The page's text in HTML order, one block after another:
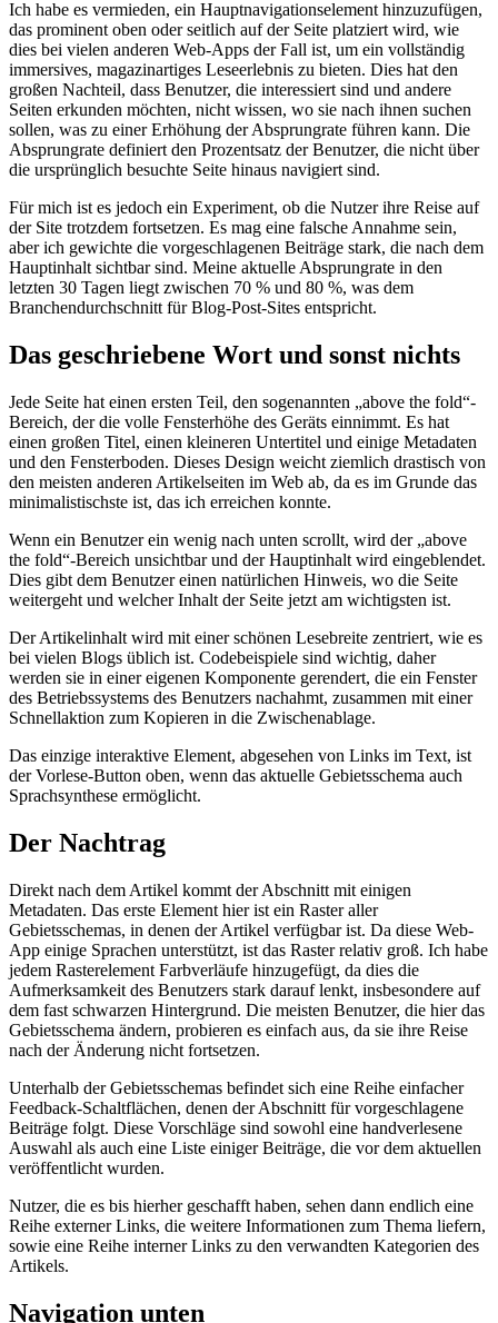
Keine Top-Navigation
Ich habe es vermieden, ein Hauptnavigationselement hinzuzufügen,
das prominent oben oder seitlich auf der Seite platziert wird, wie
dies bei vielen anderen Web-Apps der Fall ist, um ein vollständig
immersives, magazinartiges Leseerlebnis zu bieten. Dies hat den
großen Nachteil, dass Benutzer, die interessiert sind und andere
Seiten erkunden möchten, nicht wissen, wo sie nach ihnen suchen
sollen, was zu einer Erhöhung der Absprungrate führen kann. Die
Absprungrate definiert den Prozentsatz der Benutzer, die nicht über
die ursprünglich besuchte Seite hinaus navigiert sind.
Für mich ist es jedoch ein Experiment, ob die Nutzer ihre Reise auf
der Site trotzdem fortsetzen. Es mag eine falsche Annahme sein,
aber ich gewichte die vorgeschlagenen Beiträge stark, die nach dem
Hauptinhalt sichtbar sind. Meine aktuelle Absprungrate in den
letzten 30 Tagen liegt zwischen 70 % und 80 %, was dem
Branchendurchschnitt für Blog-Post-Sites entspricht.
Das geschriebene Wort und sonst nichts
Jede Seite hat einen ersten Teil, den sogenannten „above the fold“-
Bereich, der die volle Fensterhöhe des Geräts einnimmt. Es hat
einen großen Titel, einen kleineren Untertitel und einige Metadaten
und den Fensterboden. Dieses Design weicht ziemlich drastisch von
den meisten anderen Artikelseiten im Web ab, da es im Grunde das
minimalistischste ist, das ich erreichen konnte.
Wenn ein Benutzer ein wenig nach unten scrollt, wird der „above
the fold“-Bereich unsichtbar und der Hauptinhalt wird eingeblendet.
Dies gibt dem Benutzer einen natürlichen Hinweis, wo die Seite
weitergeht und welcher Inhalt der Seite jetzt am wichtigsten ist.
Der Artikelinhalt wird mit einer schönen Lesebreite zentriert, wie es
bei vielen Blogs üblich ist. Codebeispiele sind wichtig, daher
werden sie in einer eigenen Komponente gerendert, die ein Fenster
des Betriebssystems des Benutzers nachahmt, zusammen mit einer
Schnellaktion zum Kopieren in die Zwischenablage.
Das einzige interaktive Element, abgesehen von Links im Text, ist
der Vorlese-Button oben, wenn das aktuelle Gebietsschema auch
Sprachsynthese ermöglicht.
Der Nachtrag
Direkt nach dem Artikel kommt der Abschnitt mit einigen
Metadaten. Das erste Element hier ist ein Raster aller
Gebietsschemas, in denen der Artikel verfügbar ist. Da diese Web-
App einige Sprachen unterstützt, ist das Raster relativ groß. Ich habe
jedem Rasterelement Farbverläufe hinzugefügt, da dies die
Aufmerksamkeit des Benutzers stark darauf lenkt, insbesondere auf
dem fast schwarzen Hintergrund. Die meisten Benutzer, die hier das
Gebietsschema ändern, probieren es einfach aus, da sie ihre Reise
nach der Änderung nicht fortsetzen.
Unterhalb der Gebietsschemas befindet sich eine Reihe einfacher
Feedback-Schaltflächen, denen der Abschnitt für vorgeschlagene
Auswahl als auch eine Liste einiger Beiträge, die vor dem aktuellen
veröffentlicht wurden.
Nutzer, die es bis hierher geschafft haben, sehen dann endlich eine
sowie eine Reihe interner Links zu den verwandten Kategorien des
Artikels.